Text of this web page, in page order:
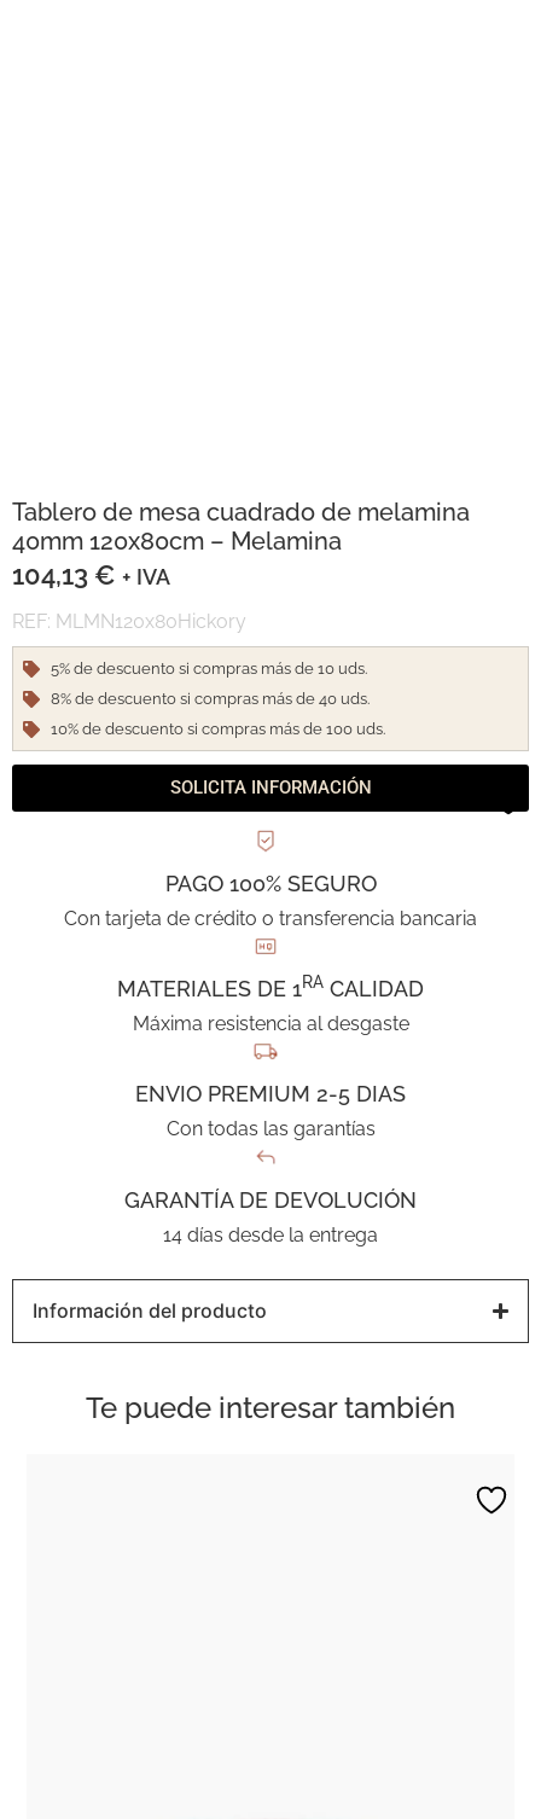
Tablero de mesa cuadrado de melamina
40mm 120x80cm – Melamina
104,13 € + IVA
REF: MLMN120x80Hickory
5% de descuento si compras más de 10 uds.
8% de descuento si compras más de 40 uds.
10% de descuento si compras más de 100 uds.
SOLICITA INFORMACIÓN
PAGO 100% SEGURO
Con tarjeta de crédito o transferencia bancaria
MATERIALES DE 1RA CALIDAD
Máxima resistencia al desgaste
ENVIO PREMIUM 2-5 DIAS
Con todas las garantías
GARANTÍA DE DEVOLUCIÓN
14 días desde la entrega
Información del producto
Te puede interesar también